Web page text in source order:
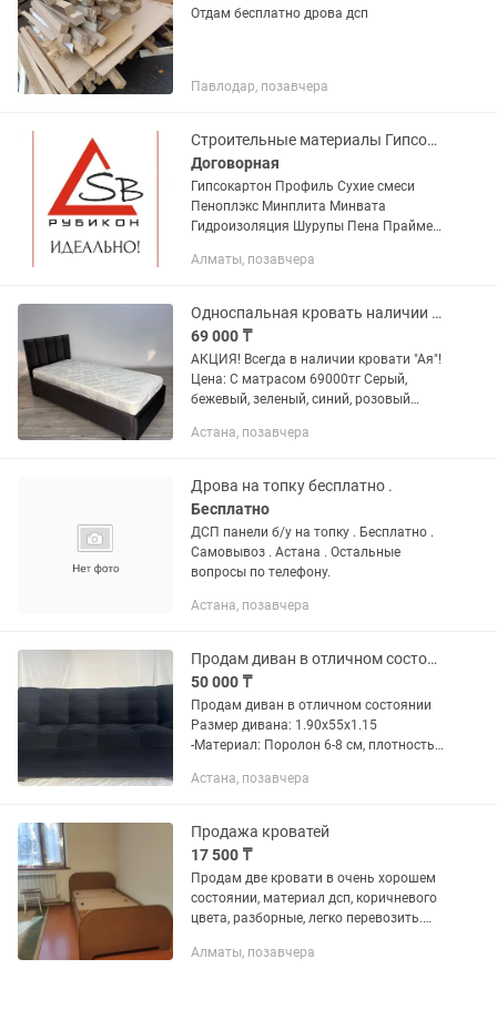
Отдам бесплатно дрова дсп
Павлодар, позавчера
Строительные материалы Гипсокартон Профиль Сухие смеси
Договорная
Гипсокартон Профиль Сухие смеси
Пеноплэкс Минплита Минвата
Гидроизоляция Шурупы Пена Праймер
Алматы, позавчера
Односпальная кровать наличии готовый
69 000 ₸
АКЦИЯ! Всегда в наличии кровати "Ая"!
Цена: С матрасом 69000тг Серый,
бежевый, зеленый, синий, розовый
производство, свои курьеры
Астана, позавчера
Дрова на топку бесплатно .
Бесплатно
ДСП панели б/у на топку . Бесплатно .
Самовывоз . Астана . Остальные
вопросы по телефону.
Астана, позавчера
Продам диван в отличном состоянии
50 000 ₸
Продам диван в отличном состоянии
Размер дивана: 1.90х55х1.15
-Материал: Поролон 6-8 см, плотность
положений: сидящий, полусидящий,
Астана, позавчера
Продажа кроватей
17 500 ₸
Продам две кровати в очень хорошем
состоянии, материал дсп, коричневого
цвета, разборные, легко перевозить.
за 35.000 тг
Алматы, позавчера